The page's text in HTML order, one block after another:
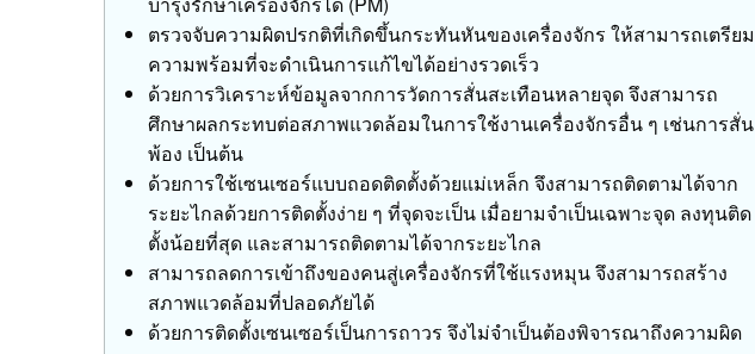
ตรวจจับความผิดปรกติที่เกิดขึ้นกระทันหันของเครื่องจักร ให้สามารถเตรียม
ความพร้อมที่จะดำเนินการแก้ไขได้อย่างรวดเร็ว
ด้วยการวิเคราะห์ข้อมูลจากการวัดการสั่นสะเทือนหลายจุด จึงสามารถ
ศึกษาผลกระทบต่อสภาพแวดล้อมในการใช้งานเครื่องจักรอื่น ๆ เช่นการสั่น
พ้อง เป็นต้น
ด้วยการใช้เซนเซอร์แบบถอดติดตั้งด้วยแม่เหล็ก จึงสามารถติดตามได้จาก
ระยะไกลด้วยการติดตั้งง่าย ๆ ที่จุดจะเป็น เมื่อยามจำเป็นเฉพาะจุด ลงทุนติด
ตั้งน้อยที่สุด และสามารถติดตามได้จากระยะไกล
สามารถลดการเข้าถึงของคนสู่เครื่องจักรที่ใช้แรงหมุน จึงสามารถสร้าง
สภาพแวดล้อมที่ปลอดภัยได้
ด้วยการติดตั้งเซนเซอร์เป็นการถาวร จึงไม่จำเป็นต้องพิจารณาถึงความผิด